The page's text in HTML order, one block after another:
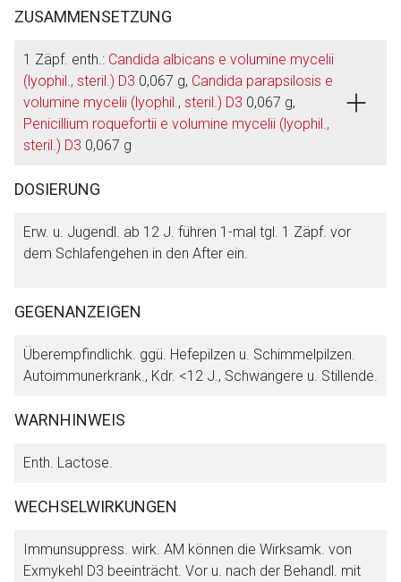
ZUSAMMENSETZUNG
1 Zäpf. enth.: Candida albicans e volumine mycelii
(lyophil., steril.) D3 0,067 g, Candida parapsilosis e
volumine mycelii (lyophil., steril.) D3 0,067 g,
Penicillium roquefortii e volumine mycelii (lyophil.,
steril.) D3 0,067 g
DOSIERUNG
Erw. u. Jugendl. ab 12 J. führen 1-mal tgl. 1 Zäpf. vor
dem Schlafengehen in den After ein.
GEGENANZEIGEN
Überempfindlichk. ggü. Hefepilzen u. Schimmelpilzen.
Autoimmunerkrank., Kdr. <12 J., Schwangere u. Stillende.
WARNHINWEIS
Enth. Lactose.
WECHSELWIRKUNGEN
Immunsuppress. wirk. AM können die Wirksamk. von
Exmykehl D3 beeinträcht. Vor u. nach der Behandl. mit
Der von Ihnen aufgerufene Link öffnet eine externe Web-
Seite. Für die Inhalte der externen Web-Seite ist deren
Zurück zur rote-liste.de Zur Seite